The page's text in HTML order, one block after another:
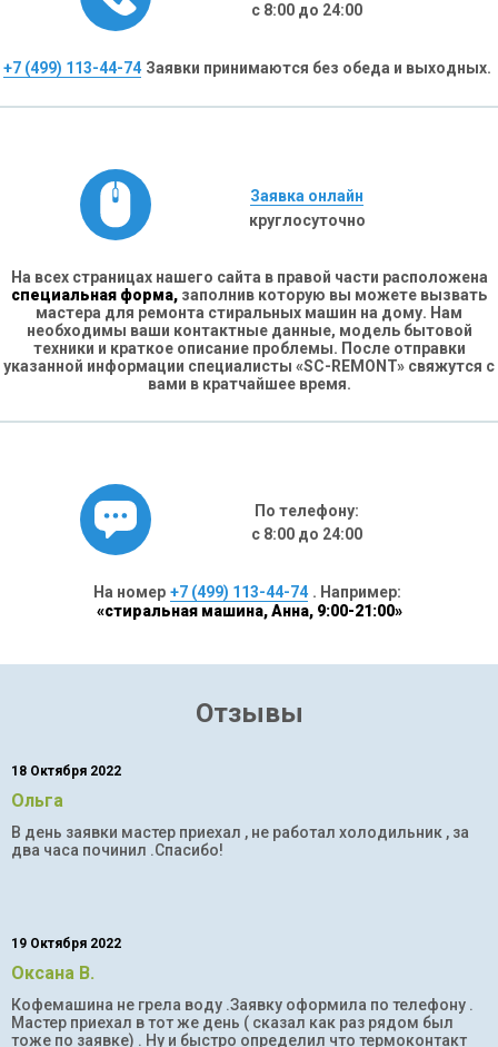
с 8:00 до 24:00
+7 (499) 113-44-74 Заявки принимаются без обеда и выходных.
Заявка онлайн
круглосуточно
На всех страницах нашего сайта в правой части расположена
специальная форма, заполнив которую вы можете вызвать
мастера для ремонта стиральных машин на дому. Нам
необходимы ваши контактные данные, модель бытовой
техники и краткое описание проблемы. После отправки
указанной информации специалисты «SC-REMONT» свяжутся с
вами в кратчайшее время.
По телефону:
с 8:00 до 24:00
На номер +7 (499) 113-44-74 . Например:
«стиральная машина, Анна, 9:00-21:00»
Отзывы
18 Октября 2022
Ольга
В день заявки мастер приехал , не работал холодильник , за
два часа починил .Спасибо!
19 Октября 2022
Оксана В.
Кофемашина не грела воду .Заявку оформила по телефону .
Мастер приехал в тот же день ( сказал как раз рядом был
тоже по заявке) . Ну и быстро определил что термоконтакт